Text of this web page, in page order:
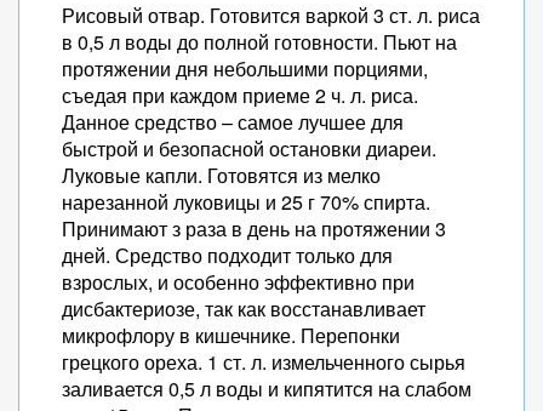
Рисовый отвар. Готовится варкой 3 ст. л. риса
в 0,5 л воды до полной готовности. Пьют на
протяжении дня небольшими порциями,
съедая при каждом приеме 2 ч. л. риса.
Данное средство – самое лучшее для
быстрой и безопасной остановки диареи.
Луковые капли. Готовятся из мелко
нарезанной луковицы и 25 г 70% спирта.
Принимают з раза в день на протяжении 3
дней. Средство подходит только для
взрослых, и особенно эффективно при
дисбактериозе, так как восстанавливает
микрофлору в кишечнике. Перепонки
грецкого ореха. 1 ст. л. измельченного сырья
заливается 0,5 л воды и кипятится на слабом